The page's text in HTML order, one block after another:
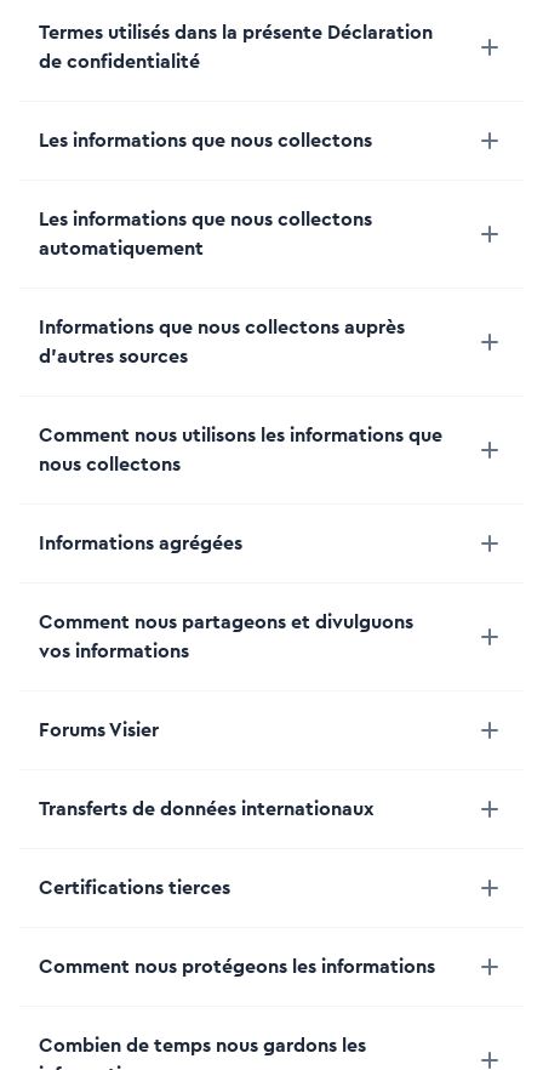
Termes utilisés dans la présente Déclaration
de confidentialité
Les informations que nous collectons
Les informations que nous collectons
automatiquement
Informations que nous collectons auprès
d'autres sources
Comment nous utilisons les informations que
nous collectons
Informations agrégées
Comment nous partageons et divulguons
vos informations
Forums Visier
Transferts de données internationaux
Certifications tierces
Comment nous protégeons les informations
Combien de temps nous gardons les